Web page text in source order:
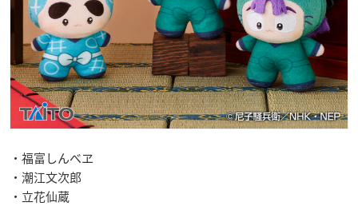
・福富しんべヱ
・潮江文次郎
・立花仙蔵